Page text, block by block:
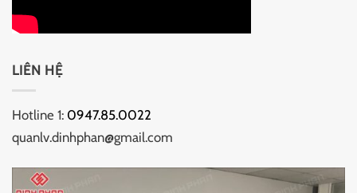
LIÊN HỆ
Hotline 1: 0947.85.0022
quanlv.dinhphan@gmail.com